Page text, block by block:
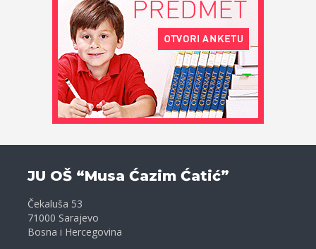
JU OŠ “Musa Ćazim Ćatić”
Čekaluša 53
71000 Sarajevo
Bosna i Hercegovina